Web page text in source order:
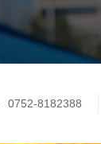
0752-8182388